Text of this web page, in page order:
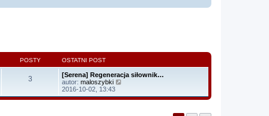
POSTY OSTATNI POST
3
[Serena] Regeneracja siłownik…
autor: maloszybki
ś
2016-10-02, 13:43